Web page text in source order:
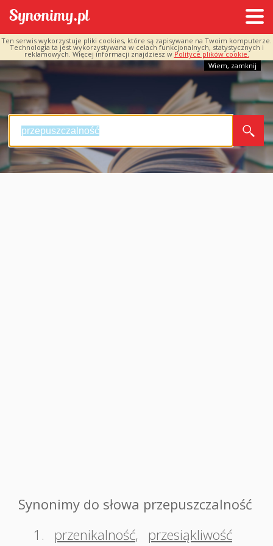
Ten serwis wykorzystuje pliki cookies, które są zapisywane na Twoim komputerze.
Technologia ta jest wykorzystywana w celach funkcjonalnych, statystycznych i
reklamowych. Więcej informacji znajdziesz w Polityce plików cookie.
Wiem, zamknij
Synonimy do słowa przepuszczalność
1.
przenikalność, przesiąkliwość